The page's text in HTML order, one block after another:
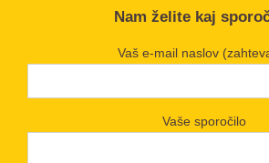
Nam želite kaj
Vaš e-mail naslov
Vaše sporočilo